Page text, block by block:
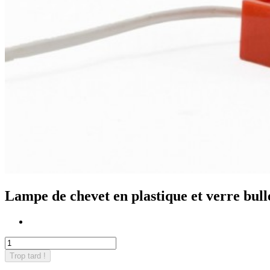
Lampe de chevet en plastique et verre
Trop tard !